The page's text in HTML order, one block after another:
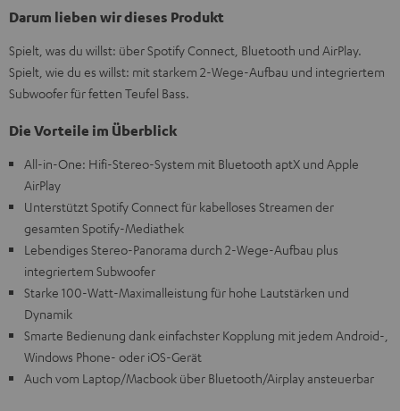
Darum lieben wir dieses Produkt
Spielt, was du willst: über Spotify Connect, Bluetooth und AirPlay.
Spielt, wie du es willst: mit starkem 2-Wege-Aufbau und integriertem
Subwoofer für fetten Teufel Bass.
Die Vorteile im Überblick
All-in-One: Hifi-Stereo-System mit Bluetooth aptX und Apple
AirPlay
Unterstützt Spotify Connect für kabelloses Streamen der
gesamten Spotify-Mediathek
Lebendiges Stereo-Panorama durch 2-Wege-Aufbau plus
integriertem Subwoofer
Starke 100-Watt-Maximalleistung für hohe Lautstärken und
Dynamik
Smarte Bedienung dank einfachster Kopplung mit jedem Android-,
Windows Phone- oder iOS-Gerät
Auch vom Laptop/Macbook über Bluetooth/Airplay ansteuerbar